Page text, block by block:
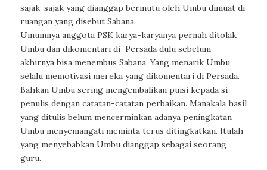
sajak-sajak yang dianggap bermutu oleh Umbu dimuat di
ruangan yang disebut Sabana.
Umumnya anggota PSK karya-karyanya pernah ditolak
Umbu dan dikomentari di Persada dulu sebelum
akhirnya bisa menembus Sabana. Yang menarik Umbu
selalu memotivasi mereka yang dikomentari di Persada.
Bahkan Umbu sering mengembalikan puisi kepada si
penulis dengan catatan-catatan perbaikan. Manakala hasil
yang ditulis belum mencerminkan adanya peningkatan
Umbu menyemangati meminta terus ditingkatkan. Itulah
yang menyebabkan Umbu dianggap sebagai seorang
guru.